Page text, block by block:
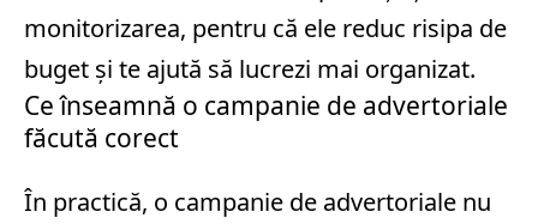
monitorizarea, pentru că ele reduc risipa de
buget și te ajută să lucrezi mai organizat.
Ce înseamnă o campanie de advertoriale
făcută corect
În practică, o campanie de advertoriale nu